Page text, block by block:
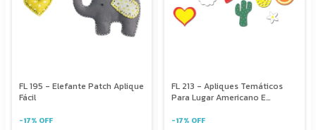
FL 195 - Elefante Patch Aplique
Fácil
-17% OFF
FL 213 - Apliques Temáticos
Para Lugar Americano E
-17% OFF